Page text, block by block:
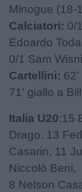
Minogue (18-
Calciatori: 0/
Edoardo
0/1 Sam
Cartellini: 62'
71' giallo a
Italia U20:15
Drago, 13
Casarin, 11
Niccolò Beni,
8 Nelson